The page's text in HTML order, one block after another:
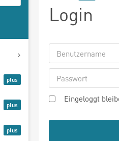
Login
Eingeloggt